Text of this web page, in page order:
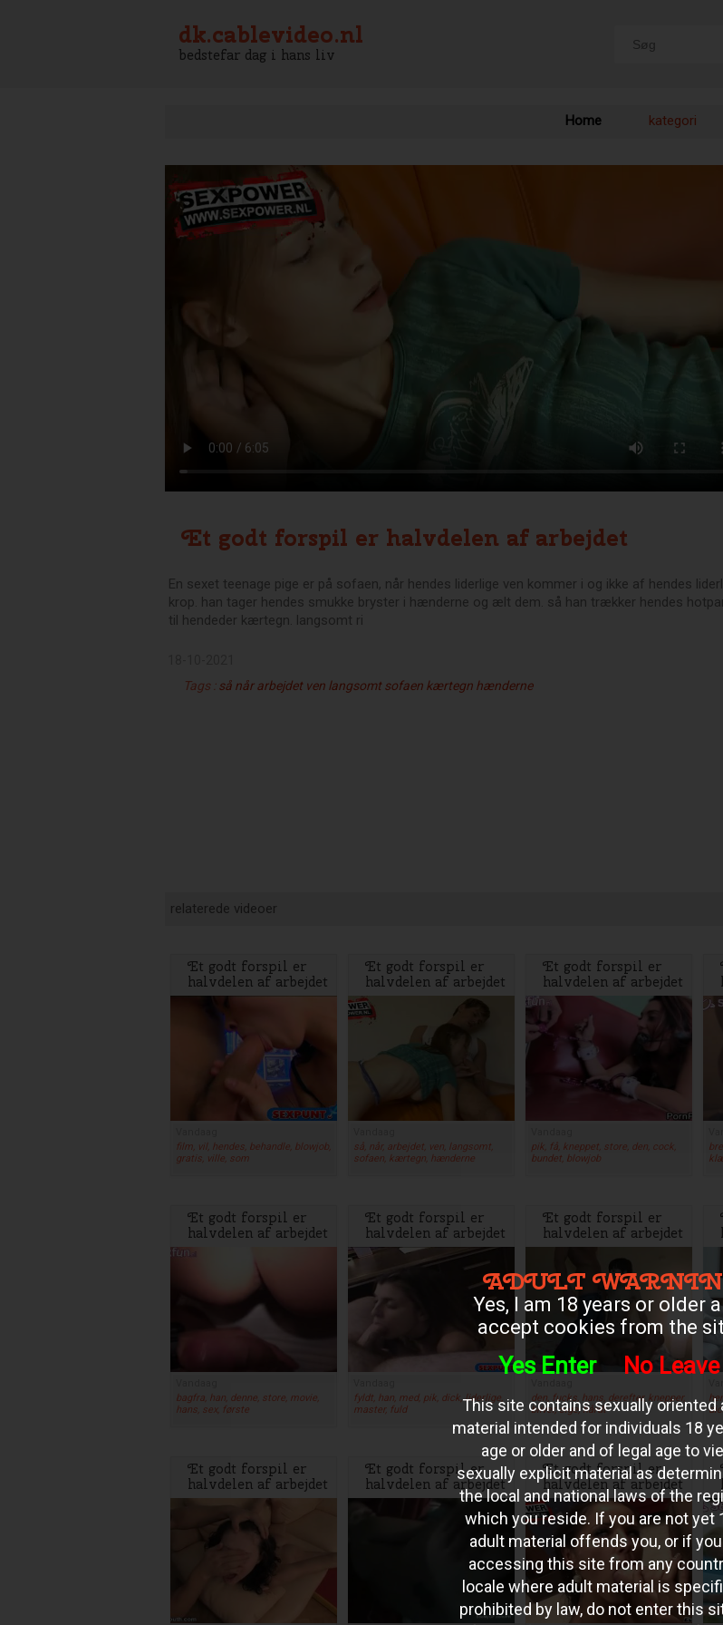
dk.cablevideo.nl
bedstefar dag i hans liv
Home kategori
Et godt forspil er halvdelen af arbejdet
En sexet teenage pige er på sofaen, når hendes liderlige ven kommer i og ikke af hendes
krop. han tager hendes smukke bryster i hænderne og ælt dem. så han trækker hendes
til hendeder kærtegn. langsomt ri
Tags :så når arbejdet ven langsomt sofaen kærtegn hænderne
relaterede videoer
Et godt forspil er
halvdelen af arbejdet
film, vil, hendes, behandle, blowjob,
gratis, ville, som
Et godt forspil er
halvdelen af arbejdet
så, når, arbejdet, ven, langsomt,
sofaen, kærtegn, hænderne
Et godt forspil er
halvdelen af arbejdet
pik, få, kneppet, store, den, cock,
bundet, blowjob
Et godt forspil er
halvdelen af arbejdet
bagfra, han, denne, store, movie,
hans, sex, første
Et godt forspil er
halvdelen af arbejdet
fyldt, han, med, pik, dick, liderlige,
master, fuld
Et godt forspil er
halvdelen af arbejdet
den, fucks, hans, derefter, knepper,
bliver, sige, hårdt
Et godt forspil er
halvdelen af arbejdet
Et godt forspil er
halvdelen af arbejdet
Et godt forspil er
halvdelen af arbejdet
ADULT
Yes, I am 18 years or older
accept cookies from the
Yes Enter No Leave
This site contains sexually oriented
material intended for individuals 18
age or older and of legal age to
sexually explicit material as
the local and national laws of the
which you reside. If you are not yet
adult material offends you, or if
accessing this site from any
locale where adult material is
prohibited by law, do not enter this